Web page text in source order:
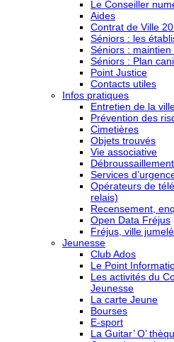
Le Conseiller
Aides
Contrat de Ville
Séniors : les
Séniors : maintien
Séniors : Plan
Point Justice
Contacts utiles
Infos pratiques
Entretien de la
Prévention des
Cimetières
Objets trouvés
Vie associative
Débroussaillement
Services
Opérateurs de
relais)
Recensement,
Open Data Fréjus
Fréjus, ville
Jeunesse
Club Ados
Le Point
Les activités du
Jeunesse
La carte Jeune
Bourses
E-sport
La Guitar’ O’